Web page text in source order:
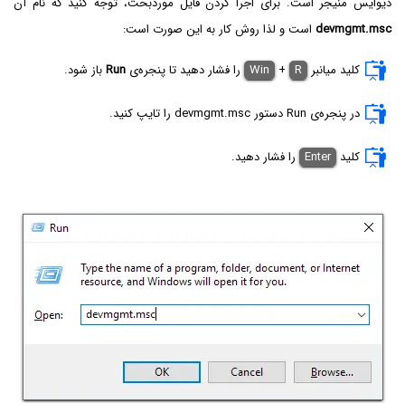
devmgmt.msc است و لذا روش کار به این صورت است:
کلید میانبر Win + R را فشار دهید تا پنجره‌ی Runباز شود.
در پنجره‌ی Run‌ دستور devmgmt.msc را تایپ کنید.
کلید Enter را فشار دهید.